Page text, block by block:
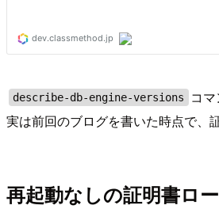
describe-db-engine-versions コ
実は前回のブログを書いた時点で、
再起動なしの証明書ロ